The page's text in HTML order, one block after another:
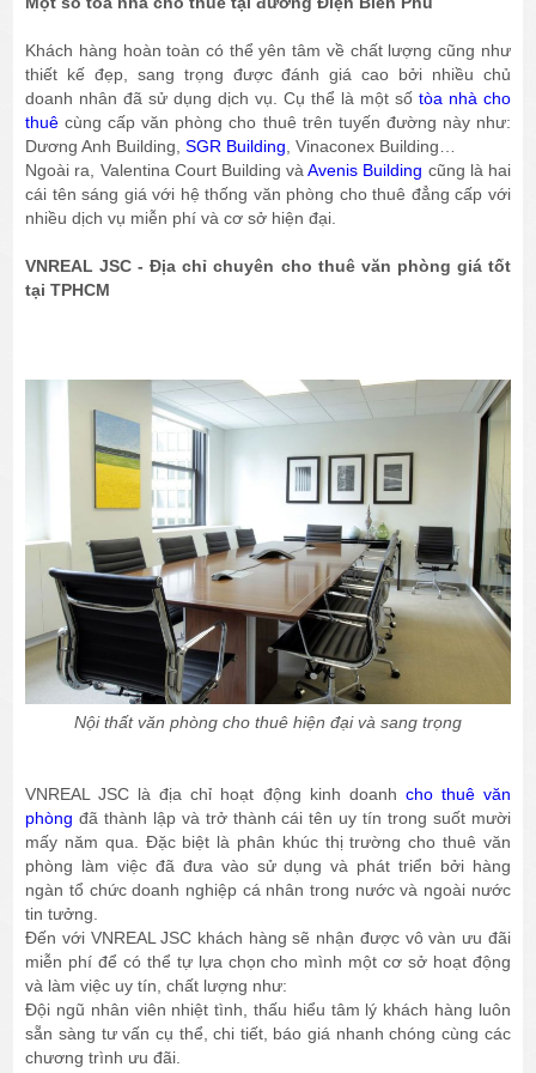
Khách hàng hoàn toàn có thể yên tâm về chất lượng cũng như
thiết kế đẹp, sang trọng được đánh giá cao bởi nhiều chủ
doanh nhân đã sử dụng dịch vụ. Cụ thể là một số tòa nhà cho
thuê cùng cấp văn phòng cho thuê trên tuyến đường này như:
Dương Anh Building,SGR Building , Vinaconex Building…
Ngoài ra, Valentina Court Building vàAvenis Building cũng là hai
cái tên sáng giá với hệ thống văn phòng cho thuê đẳng cấp với
nhiều dịch vụ miễn phí và cơ sở hiện đại.
VNREAL JSC - Địa chỉ chuyên cho thuê văn phòng giá tốt
tại TPHCM
Nội thất văn phòng cho thuê hiện đại và sang trọng
VNREAL JSC là địa chỉ hoạt động kinh doanh cho thuê văn
phòng đã thành lập và trở thành cái tên uy tín trong suốt mười
mấy năm qua. Đặc biệt là phân khúc thị trường cho thuê văn
phòng làm việc đã đưa vào sử dụng và phát triển bởi hàng
ngàn tổ chức doanh nghiệp cá nhân trong nước và ngoài nước
tin tưởng.
Đến với VNREAL JSC khách hàng sẽ nhận được vô vàn ưu đãi
miễn phí để có thể tự lựa chọn cho mình một cơ sở hoạt động
và làm việc uy tín, chất lượng như:
Đội ngũ nhân viên nhiệt tình, thấu hiểu tâm lý khách hàng luôn
sẵn sàng tư vấn cụ thể, chi tiết, báo giá nhanh chóng cùng các
chương trình ưu đãi.